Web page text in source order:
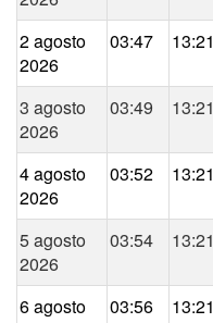
2 agosto
2026
03:47 13:21
3 agosto
2026
03:49 13:21
4 agosto
2026
03:52 13:21
5 agosto
2026
03:54 13:21
6 agosto
03:56 13:21